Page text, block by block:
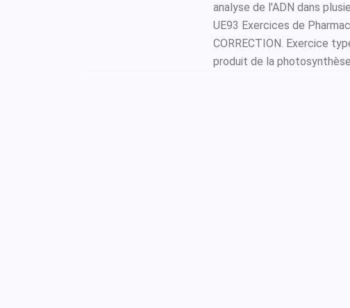
analyse de l'ADN dans
UE93 Exercices de
CORRECTION. Exercice
produit de la